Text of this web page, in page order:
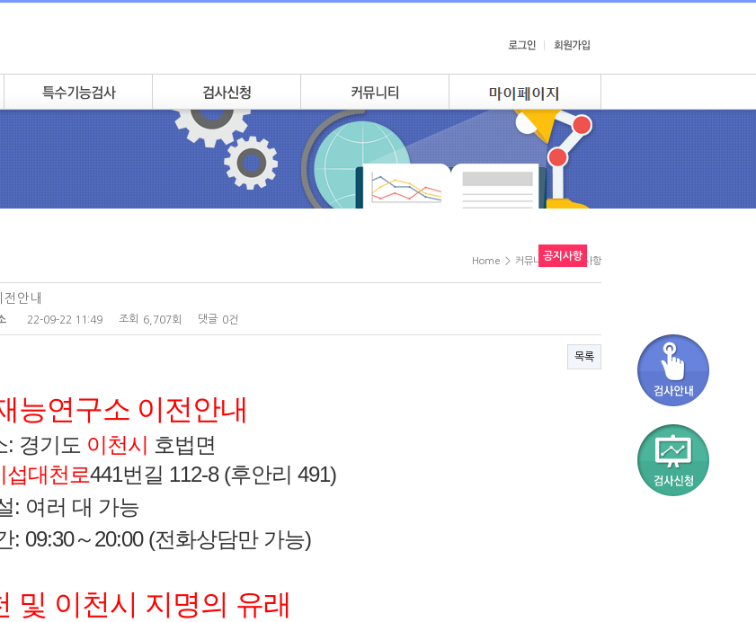
Home > 커뮤니티 > 공지사항
공지사항
안내
22-09-22 11:49 조회 6,707회 댓글 0건
목록
능연구소 이전안내
: 경기도 이천시 호법면
섭대천로441번길 112-8 (후안리 491)
: 여러 대 가능
09:30～20:00 (전화상담만 가능)
및 이천시 지명의 유래